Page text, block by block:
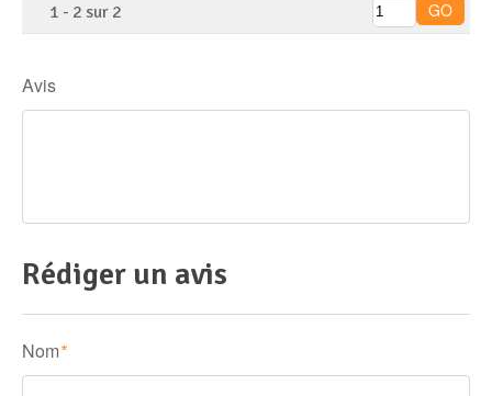
1 - 2 sur 2
Avis
Rédiger un avis
Nom *